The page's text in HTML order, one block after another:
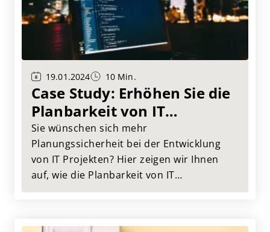
19.01.2024 10 Min.
Case Study: Erhöhen Sie die
Planbarkeit von IT
Entwicklungsprojekten!
Sie wünschen sich mehr
Planungssicherheit bei der Entwicklung
von IT Projekten? Hier zeigen wir Ihnen
auf, wie die Planbarkeit von IT
Entwicklungsprojekten in nur fünf Schritte